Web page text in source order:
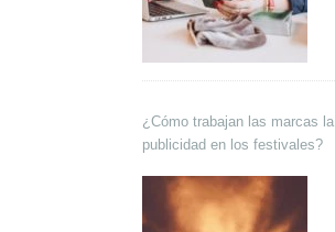
¿Cómo trabajan las marcas la
publicidad en los festivales?